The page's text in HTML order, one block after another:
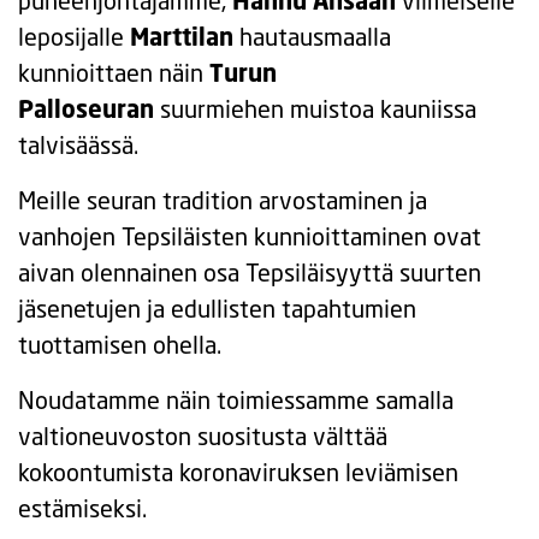
leposijalle Marttilan hautausmaalla
kunnioittaen näin Turun
Palloseuran suurmiehen muistoa kauniissa
talvisäässä.
Meille seuran tradition arvostaminen ja
vanhojen Tepsiläisten kunnioittaminen ovat
aivan olennainen osa Tepsiläisyyttä suurten
jäsenetujen ja edullisten tapahtumien
tuottamisen ohella.
Noudatamme näin toimiessamme samalla
valtioneuvoston suositusta välttää
kokoontumista koronaviruksen leviämisen
estämiseksi.